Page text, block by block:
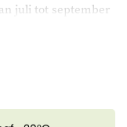
juli tot september
zijn maximale